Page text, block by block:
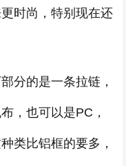
时尚，特别现在还
分的是一条拉链，
，也可以是PC，
类比铝框的要多，